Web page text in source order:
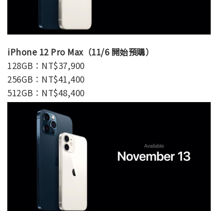
iPhone 12 Pro Max（11/6 開始預購）
128GB：NT$37,900
256GB：NT$41,400
512GB：NT$48,400